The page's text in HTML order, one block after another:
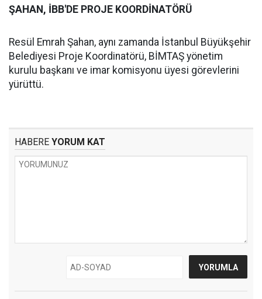
ŞAHAN, İBB'DE PROJE KOORDİNATÖRÜ
Resül Emrah Şahan, aynı zamanda İstanbul Büyükşehir
Belediyesi Proje Koordinatörü, BİMTAŞ yönetim
kurulu başkanı ve imar komisyonu üyesi görevlerini
yürüttü.
HABERE YORUM KAT